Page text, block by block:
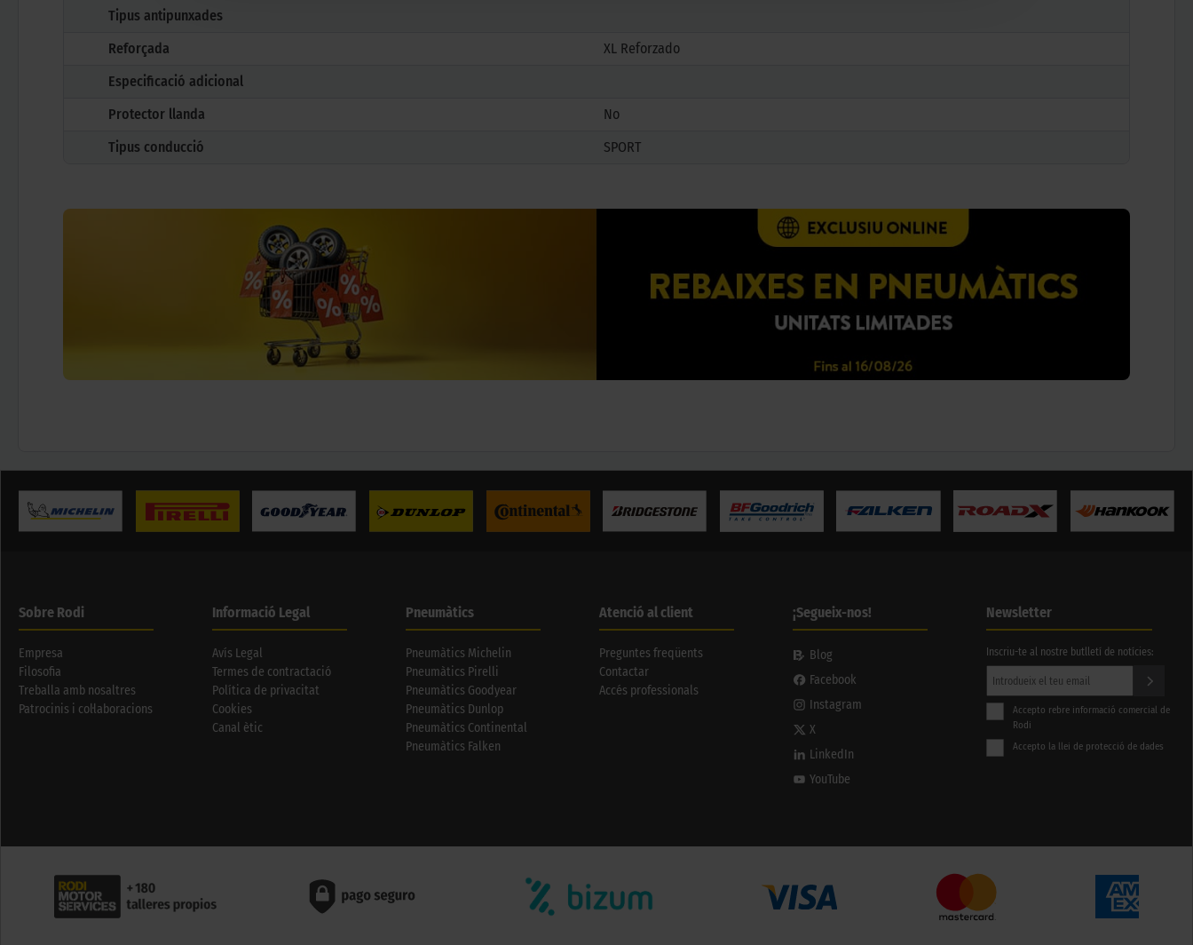
Tipus antipunxades
Reforçada
XL Reforzado
Especificació adicional
Protector llanda
No
Tipus conducció
SPORT
Sobre Rodi
Empresa
Filosofia
Treballa amb nosaltres
Patrocinis i col·laboracions
Informació Legal
Avís Legal
Termes de contractació
Política de privacitat
Cookies
Canal ètic
Pneumàtics
Pneumàtics Michelin
Pneumàtics Pirelli
Pneumàtics Goodyear
Pneumàtics Dunlop
Pneumàtics Continental
Pneumàtics Falken
Atenció al client
Preguntes freqüents
Contactar
Accés professionals
¡Segueix-nos!
Blog
Facebook
Instagram
X
LinkedIn
YouTube
Newsletter
Inscriu-te al nostre butlletí de notícies:
Accepto rebre informació comercial de
Rodi
Accepto la llei de protecció de dades